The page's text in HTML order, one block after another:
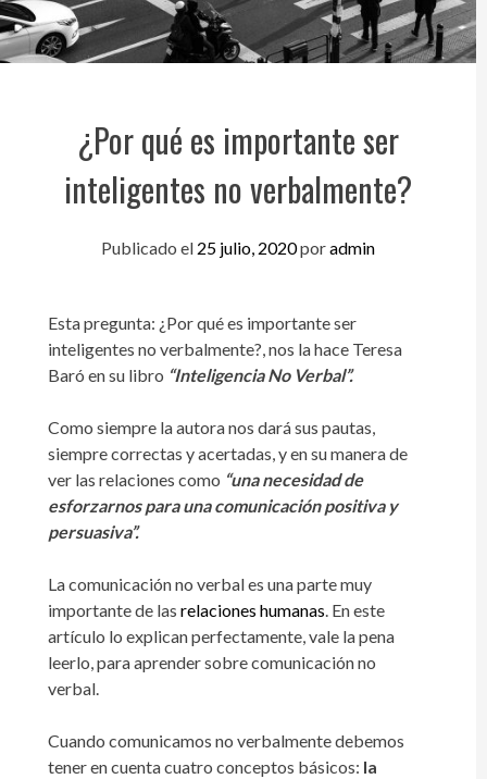
¿Por qué es importante ser
inteligentes no verbalmente?
Publicado el 25 julio, 2020poradmin
Esta pregunta: ¿Por qué es importante ser
inteligentes no verbalmente?, nos la hace Teresa
Baró en su libro “Inteligencia No Verbal”.
Como siempre la autora nos dará sus pautas,
siempre correctas y acertadas, y en su manera de
ver las relaciones como “una necesidad de
esforzarnos para una comunicación positiva y
persuasiva”.
La comunicación no verbal es una parte muy
importante de las relaciones humanas . En este
artículo lo explican perfectamente, vale la pena
leerlo, para aprender sobre comunicación no
verbal.
Cuando comunicamos no verbalmente debemos
tener en cuenta cuatro conceptos básicos: la